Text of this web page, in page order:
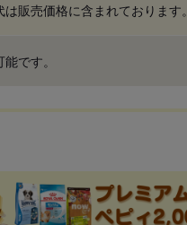
販売価格に含まれております。
です。
込 / お問い合わせ（無料）